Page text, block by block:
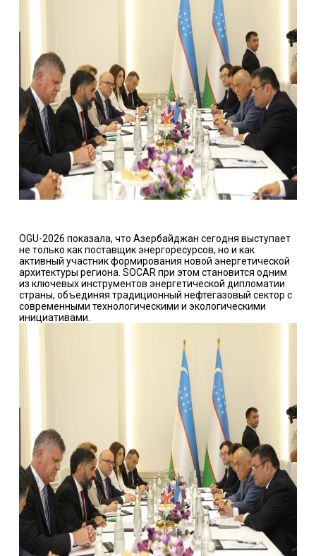
OGU-2026 показала, что Азербайджан сегодня выступает
не только как поставщик энергоресурсов, но и как
активный участник формирования новой энергетической
архитектуры региона. SOCAR при этом становится одним
из ключевых инструментов энергетической дипломатии
страны, объединяя традиционный нефтегазовый сектор с
современными технологическими и экологическими
инициативами.